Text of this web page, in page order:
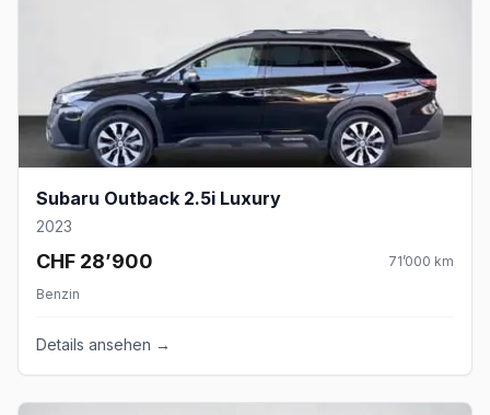
Subaru Outback 2.5i Luxury
2023
CHF 28’900 71’000 km
Benzin
Details ansehen →